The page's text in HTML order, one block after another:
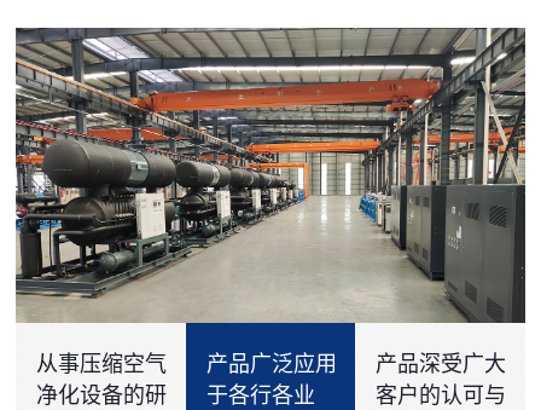
从事压缩空气
净化设备的研
产品广泛应用
于各行各业
产品深受广大
客户的认可与